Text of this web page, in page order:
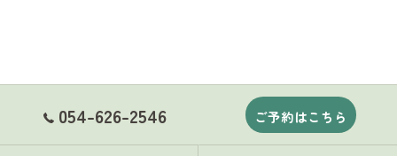
054-626-2546 ご予約はこちら